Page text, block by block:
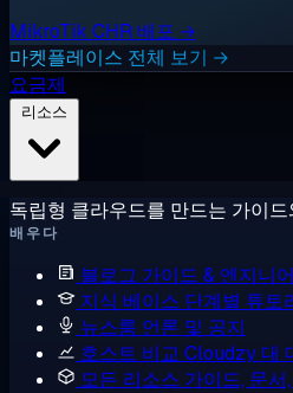
MikroTik CHR 배포 →
마켓플레이스 전체 보기 →
요금제
독립형 클라우드를 만드는 가이드
배우다
블로그 가이드 & 엔지니
지식 베이스 단계별 튜토
뉴스룸 언론 및 공지
호스트 비교 Cloudzy 대
모든 리소스 가이드, 문서